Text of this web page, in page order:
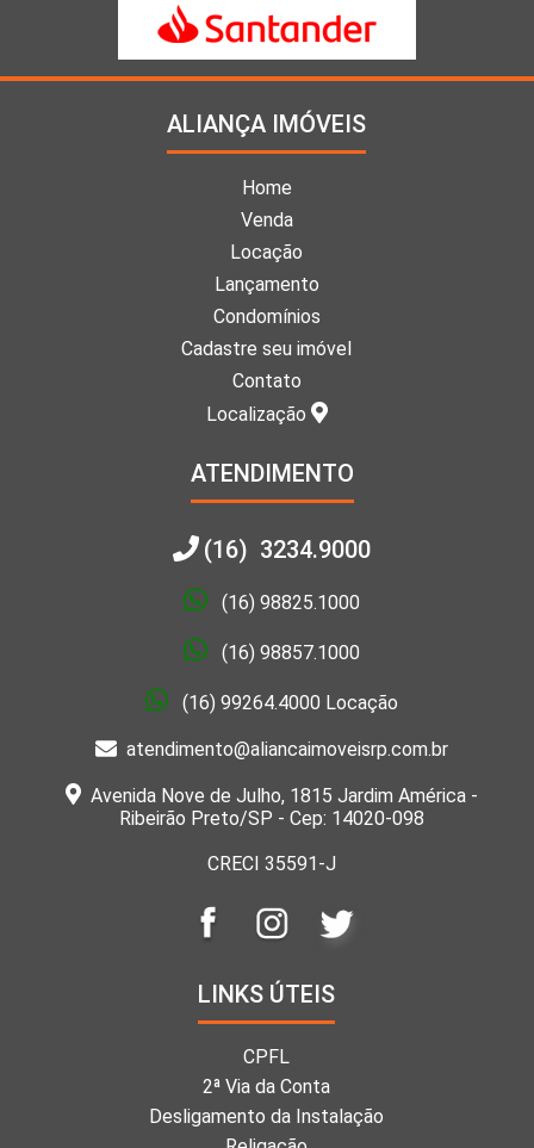
ALIANÇA IMÓVEIS
Home
Venda
Locação
Lançamento
Condomínios
Cadastre seu imóvel
Contato
Localização
ATENDIMENTO
(16) 3234.9000
(16) 98825.1000
(16) 98857.1000
(16) 99264.4000 Locação
atendimento@aliancaimoveisrp.com.br
Avenida Nove de Julho, 1815 Jardim América -
Ribeirão Preto/SP - Cep: 14020-098
CRECI 35591-J
LINKS ÚTEIS
CPFL
2ª Via da Conta
Desligamento da Instalação